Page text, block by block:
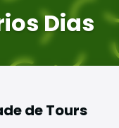
Dias
de Tours